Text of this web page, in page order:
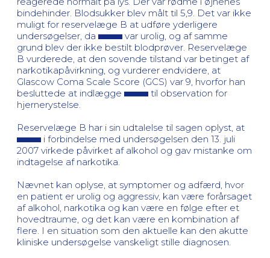
bindehinder. Blodsukker blev målt til 5,9. Det var ikke
muligt for reservelæge B at udføre yderligere
undersøgelser, da
var urolig, og af samme
grund blev der ikke bestilt blodprøver. Reservelæge
B vurderede, at den sovende tilstand var betinget af
narkotikapåvirkning, og vurderer endvidere, at
Glascow Coma Scale Score (GCS) var 9, hvorfor han
besluttede at indlægge
til observation for
hjernerystelse.
Reservelæge B har i sin udtalelse til sagen oplyst, at
i forbindelse med undersøgelsen den 13. juli
2007 virkede påvirket af alkohol og gav mistanke om
indtagelse af narkotika.
Nævnet kan oplyse, at symptomer og adfærd, hvor
en patient er urolig og aggressiv, kan være forårsaget
af alkohol, narkotika og kan være en følge efter et
hovedtraume, og det kan være en kombination af
flere. I en situation som den aktuelle kan den akutte
kliniske undersøgelse vanskeligt stille diagnosen.